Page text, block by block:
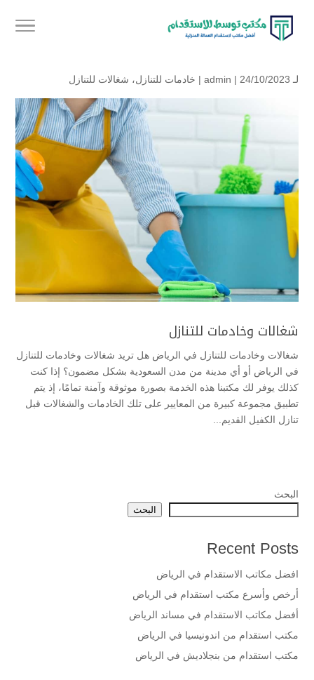
لـ admin | 24/10/2023 | خادمات للتنازل، شغالات للتنازل
شغالات وخادمات للتنازل
شغالات وخادمات للتنازل في الرياض هل تريد شغالات وخادمات للتنازل
في الرياض أو أي مدينة من مدن السعودية بشكل مضمون؟ إذا كنت
كذلك يوفر لك مكتبنا هذه الخدمة بصورة موثوقة وآمنة تمامًا، إذ يتم
تطبيق مجموعة كبيرة من المعايير على تلك الخادمات والشغالات قبل
تنازل الكفيل القديم...
البحث
البحث
Recent Posts
افضل مكاتب الاستقدام في الرياض
أرخص وأسرع مكتب استقدام في الرياض
أفضل مكاتب الاستقدام في مساند الرياض
مكتب استقدام من اندونيسيا في الرياض
مكتب استقدام من بنجلاديش في الرياض